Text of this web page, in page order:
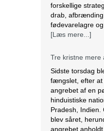
angrebet af en
hinduistiske
Pradesh, Indien.
blev såret,
under falske
konvertering.
en pøbel på
[Læs mere...]
Saudi-Arabien
Biskop Marcos